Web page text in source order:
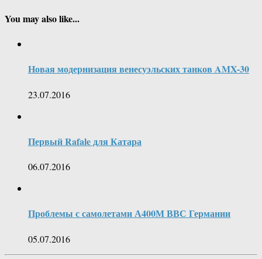
You may also like...
Новая модернизация венесуэльских танков AMX-30
23.07.2016
Первый Rafale для Катара
06.07.2016
Проблемы с самолетами А400М ВВС Германии
05.07.2016